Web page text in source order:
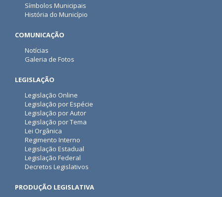
Símbolos Municipais
História do Município
COMUNICAÇÃO
Notícias
Galeria de Fotos
LEGISLAÇÃO
Legislação Online
Legislação por Espécie
Legislação por Autor
Legislação por Tema
Lei Orgânica
Regimento Interno
Legislação Estadual
Legislação Federal
Decretos Legislativos
PRODUÇÃO LEGISLATIVA